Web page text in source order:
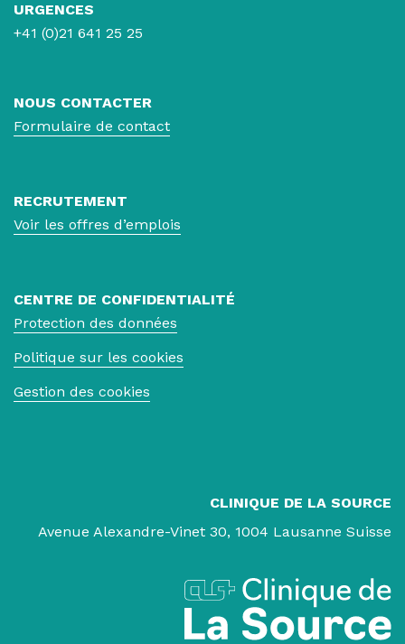
URGENCES
+41 (0)21 641 25 25
NOUS CONTACTER
Formulaire de contact
RECRUTEMENT
Voir les offres d’emplois
CENTRE DE CONFIDENTIALITÉ
Protection des données
Politique sur les cookies
Gestion des cookies
CLINIQUE DE LA SOURCE
Avenue Alexandre-Vinet 30, 1004 Lausanne Suisse